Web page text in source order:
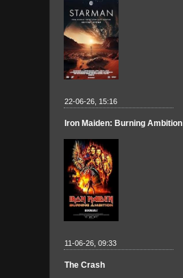
22-06-26, 15:16
Iron Maiden: Burning Ambition
11-06-26, 09:33
The Crash